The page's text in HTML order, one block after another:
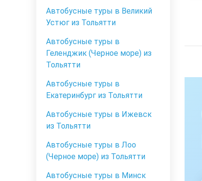
Автобусные туры в Великий
Устюг из Тольятти
Автобусные туры в
Геленджик (Черное море) из
Тольятти
Автобусные туры в
Екатеринбург из Тольятти
Автобусные туры в Ижевск
из Тольятти
Автобусные туры в Лоо
(Черное море) из Тольятти
Автобусные туры в Минск